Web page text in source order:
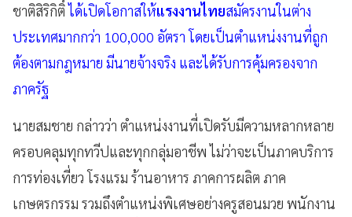
ชาติสิริกิติ์ได้เปิดโอกาสให้แรงงานไทยสมัครงานในต่าง
ประเทศมากกว่า 100,000 อัตรา โดยเป็นตำแหน่งงานที่ถูก
ต้องตามกฎหมาย มีนายจ้างจริง และได้รับการคุ้มครองจาก
ภาครัฐ
นายสมชาย กล่าวว่า ตำแหน่งงานที่เปิดรับมีความหลากหลาย
ครอบคลุมทุกทวีปและทุกกลุ่มอาชีพ ไม่ว่าจะเป็นภาคบริการ
การท่องเที่ยว โรงแรม ร้านอาหาร ภาคการผลิต ภาค
เกษตรกรรม รวมถึงตำแหน่งพิเศษอย่างครูสอนมวย พนักงาน